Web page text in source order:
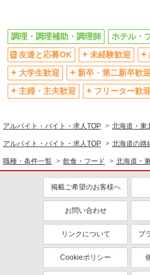
ミドル（40代～）活躍中
週
短時間勤務（1日4h以内）OK
上場
社
車通勤OK
扶
副業・WワークOK
交通
産休・育休取得実績あり
社
調理・調理補助・調理師
ホテル・
友達と応募OK
未経験歓迎
大学生歓迎
新卒・第二新卒歓迎
主婦・主夫歓迎
フリーター歓迎
アルバイト・バイト・求人TOP 北海道・東
アルバイト・バイト・求人TOP 北海道の路
職種・条件一覧 飲食・フード 北海道・
掲載ご希望のお客様へ
お問い合わせ
リンクについて プ
Cookieポリシー